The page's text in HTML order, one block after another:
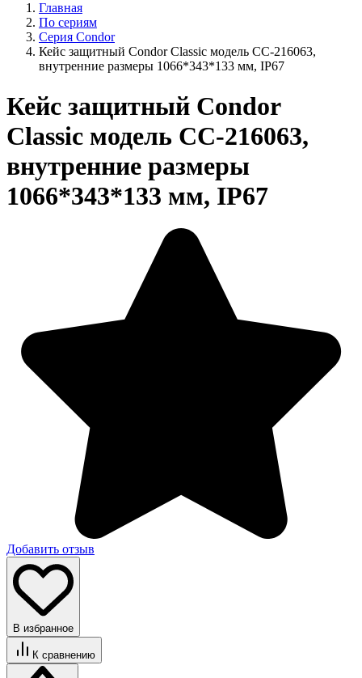
Главная
По сериям
Серия Condor
Кейс защитный Condor Classic модель CC-216063,
внутренние размеры 1066*343*133 мм, IP67
Кейс защитный Condor
Classic модель CC-216063,
внутренние размеры
1066*343*133 мм, IP67
Добавить отзыв
В избранное
К сравнению